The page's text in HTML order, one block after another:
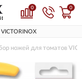
0 0
ножей для томатов